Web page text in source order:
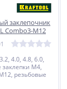
заклепочник
Combo3-M12
4.0, 4.8, 6.0,
М4,
резьбовые